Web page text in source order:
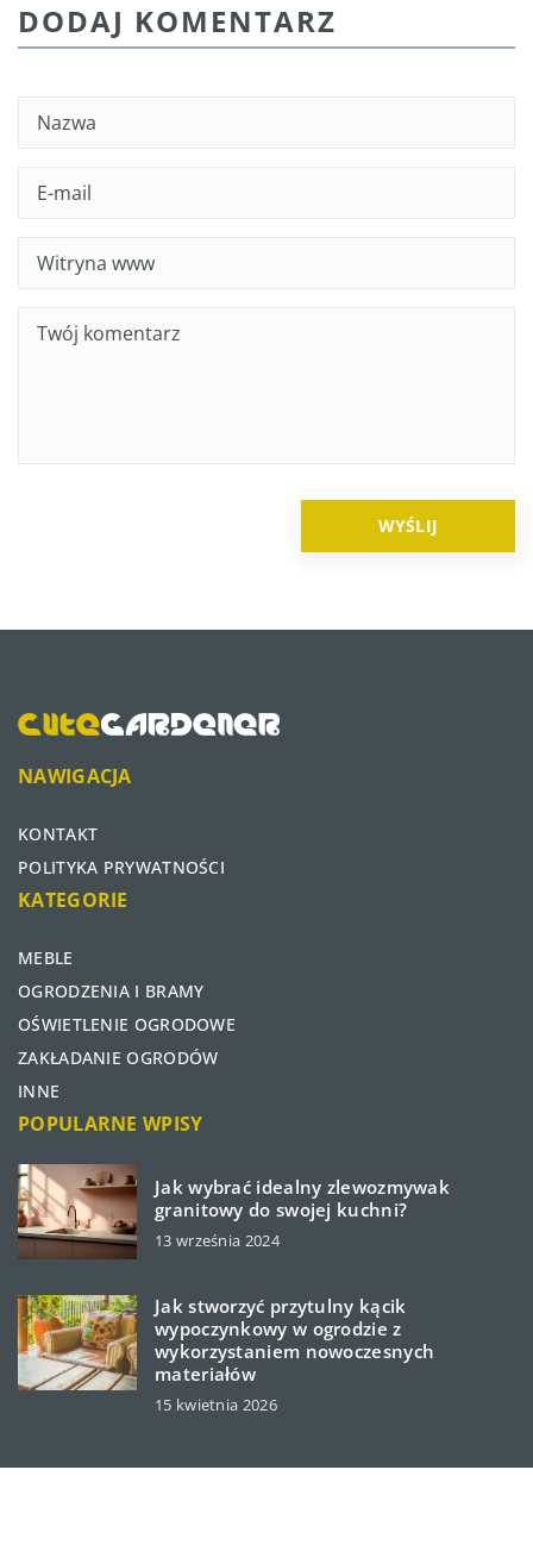
DODAJ KOMENTARZ
NAWIGACJA
KONTAKT
POLITYKA PRYWATNOŚCI
KATEGORIE
MEBLE
OGRODZENIA I BRAMY
OŚWIETLENIE OGRODOWE
ZAKŁADANIE OGRODÓW
INNE
POPULARNE WPISY
Jak wybrać idealny zlewozmywak
granitowy do swojej kuchni?
13 września 2024
Jak stworzyć przytulny kącik
wypoczynkowy w ogrodzie z
wykorzystaniem nowoczesnych
materiałów
15 kwietnia 2026